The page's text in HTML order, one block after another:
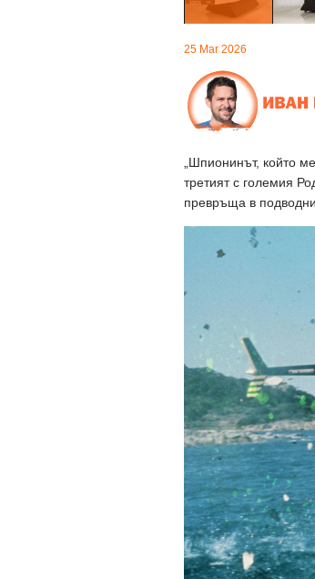
25 Mar 2026
„Шпионинът, който
третият с големия
превръща в